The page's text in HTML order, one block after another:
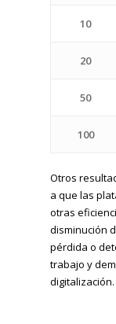
10
20
50
100
Otros
a que las
otras
disminución
pérdida o
trabajo y
digitalización.